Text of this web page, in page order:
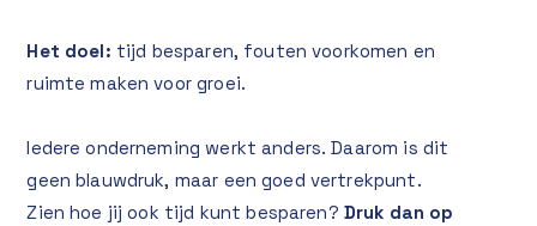
Het doel: tijd besparen, fouten voorkomen en
ruimte maken voor groei.
Iedere onderneming werkt anders. Daarom is dit
geen blauwdruk, maar een goed vertrekpunt.
Zien hoe jij ook tijd kunt besparen? Druk dan op